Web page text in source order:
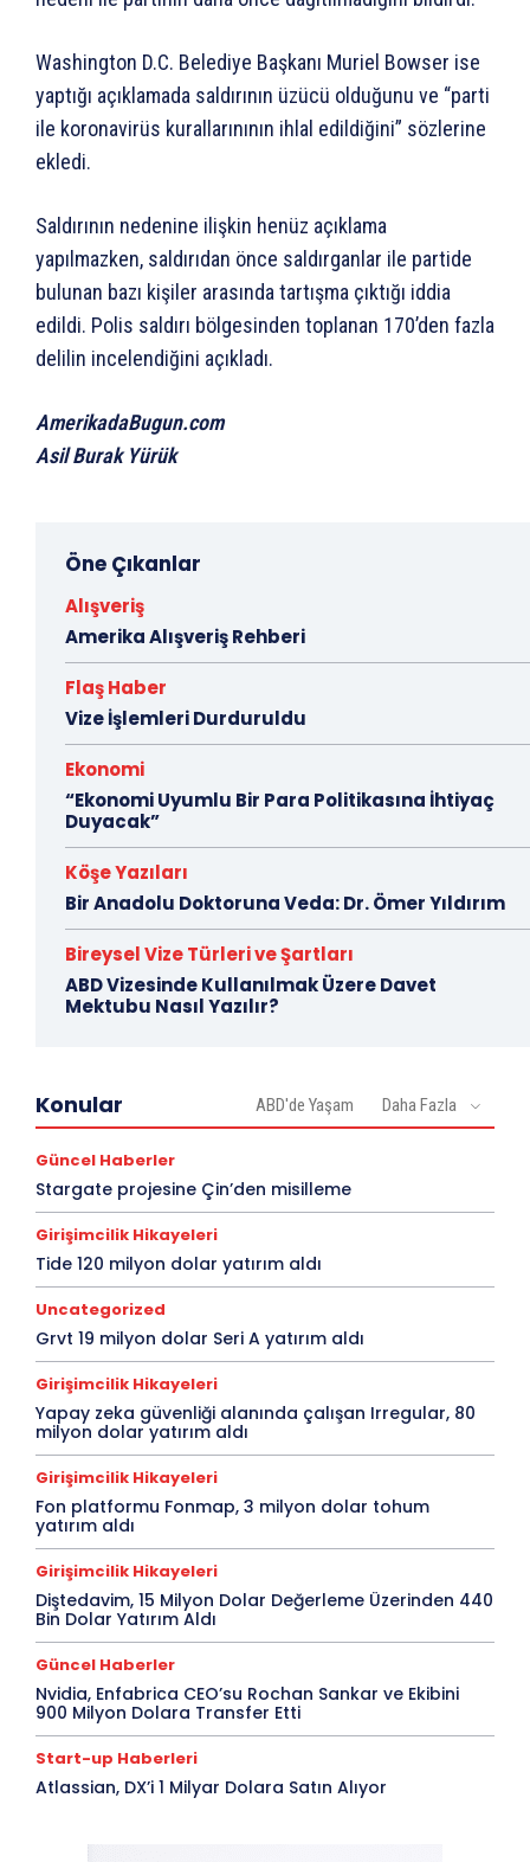
Washington D.C. Belediye Başkanı Muriel Bowser ise
yaptığı açıklamada saldırının üzücü olduğunu ve “parti
ile koronavirüs kurallarınının ihlal edildiğini” sözlerine
ekledi.
Saldırının nedenine ilişkin henüz açıklama
yapılmazken, saldırıdan önce saldırganlar ile partide
bulunan bazı kişiler arasında tartışma çıktığı iddia
edildi. Polis saldırı bölgesinden toplanan 170’den fazla
delilin incelendiğini açıkladı.
AmerikadaBugun.com
Asil Burak Yürük
Öne Çıkanlar
Alışveriş
Amerika Alışveriş Rehberi
Flaş Haber
Vize İşlemleri Durduruldu
Ekonomi
“Ekonomi Uyumlu Bir Para Politikasına İhtiyaç
Duyacak”
Köşe Yazıları
Bir Anadolu Doktoruna Veda: Dr. Ömer Yıldırım
Bireysel Vize Türleri ve Şartları
ABD Vizesinde Kullanılmak Üzere Davet
Mektubu Nasıl Yazılır?
Konular ABD'de Yaşam Daha Fazla
Güncel Haberler
Stargate projesine Çin’den misilleme
Girişimcilik Hikayeleri
Tide 120 milyon dolar yatırım aldı
Uncategorized
Grvt 19 milyon dolar Seri A yatırım aldı
Girişimcilik Hikayeleri
Yapay zeka güvenliği alanında çalışan Irregular, 80
milyon dolar yatırım aldı
Girişimcilik Hikayeleri
Fon platformu Fonmap, 3 milyon dolar tohum
yatırım aldı
Girişimcilik Hikayeleri
Diştedavim, 15 Milyon Dolar Değerleme Üzerinden 440
Bin Dolar Yatırım Aldı
Güncel Haberler
Nvidia, Enfabrica CEO’su Rochan Sankar ve Ekibini
900 Milyon Dolara Transfer Etti
Start-up Haberleri
Atlassian, DX’i 1 Milyar Dolara Satın Alıyor